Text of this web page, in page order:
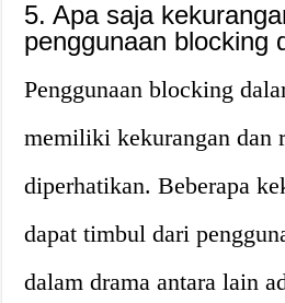
5. Apa saja
penggunaan blocking
Penggunaan blocking
memiliki kekurangan dan
diperhatikan. Beberapa
dapat timbul dari
dalam drama antara lain